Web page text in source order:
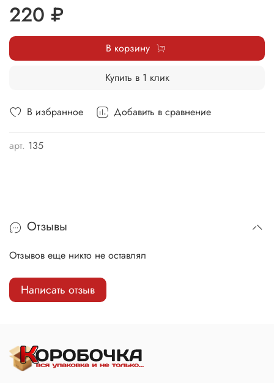
В избранное Добавить в сравнение
арт. 135
220 ₽
В корзину
Купить в 1 клик
Отзывы
Отзывов еще никто не оставлял
Написать отзыв